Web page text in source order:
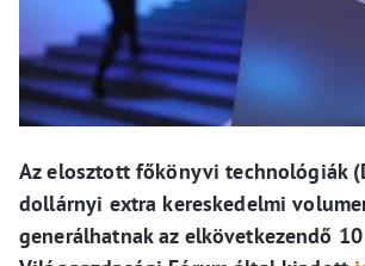
Az elosztott főkönyvi technológiák
dollárnyi extra kereskedelmi
generálhatnak az elkövetkezendő